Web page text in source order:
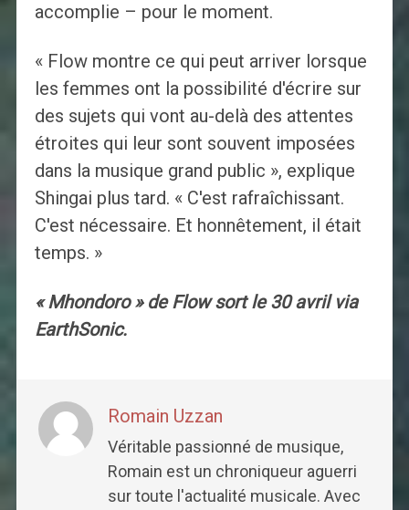
accomplie – pour le moment.
« Flow montre ce qui peut arriver lorsque
les femmes ont la possibilité d'écrire sur
des sujets qui vont au-delà des attentes
étroites qui leur sont souvent imposées
dans la musique grand public », explique
Shingai plus tard. « C'est rafraîchissant.
C'est nécessaire. Et honnêtement, il était
temps. »
« Mhondoro » de Flow sort le 30 avril via
EarthSonic.
Romain Uzzan
Véritable passionné de musique,
Romain est un chroniqueur aguerri
sur toute l'actualité musicale. Avec